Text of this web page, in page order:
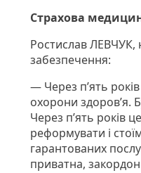
Страхова
Ростислав ЛЕВЧУК,
забезпечення:
— Через п’ять
охорони здоров’я.
Через п’ять років
реформувати і
гарантованих
приватна,